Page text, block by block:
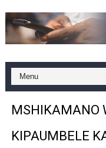
FURSA ZA
EWURA KANDA YA
Rais Dkt. Samia
MSHIKAMANO
KIPAUMBELE